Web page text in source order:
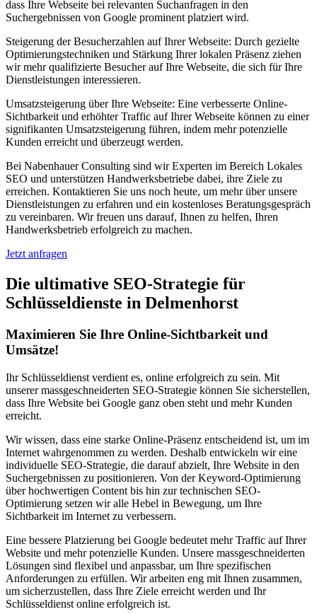
dass Ihre Webseite bei relevanten Suchanfragen in den
Suchergebnissen von Google prominent platziert wird.
Steigerung der Besucherzahlen auf Ihrer Webseite: Durch gezielte
Optimierungstechniken und Stärkung Ihrer lokalen Präsenz ziehen
wir mehr qualifizierte Besucher auf Ihre Webseite, die sich für Ihre
Dienstleistungen interessieren.
Umsatzsteigerung über Ihre Webseite: Eine verbesserte Online-
Sichtbarkeit und erhöhter Traffic auf Ihrer Webseite können zu einer
signifikanten Umsatzsteigerung führen, indem mehr potenzielle
Kunden erreicht und überzeugt werden.
Bei Nabenhauer Consulting sind wir Experten im Bereich Lokales
SEO und unterstützen Handwerksbetriebe dabei, ihre Ziele zu
erreichen. Kontaktieren Sie uns noch heute, um mehr über unsere
Dienstleistungen zu erfahren und ein kostenloses Beratungsgespräch
zu vereinbaren. Wir freuen uns darauf, Ihnen zu helfen, Ihren
Handwerksbetrieb erfolgreich zu machen.
Jetzt anfragen
Die ultimative SEO-Strategie für
Schlüsseldienste in Delmenhorst
Maximieren Sie Ihre Online-Sichtbarkeit und
Umsätze!
Ihr Schlüsseldienst verdient es, online erfolgreich zu sein. Mit
unserer massgeschneiderten SEO-Strategie können Sie sicherstellen,
dass Ihre Website bei Google ganz oben steht und mehr Kunden
erreicht.
Wir wissen, dass eine starke Online-Präsenz entscheidend ist, um im
Internet wahrgenommen zu werden. Deshalb entwickeln wir eine
individuelle SEO-Strategie, die darauf abzielt, Ihre Website in den
Suchergebnissen zu positionieren. Von der Keyword-Optimierung
über hochwertigen Content bis hin zur technischen SEO-
Optimierung setzen wir alle Hebel in Bewegung, um Ihre
Sichtbarkeit im Internet zu verbessern.
Eine bessere Platzierung bei Google bedeutet mehr Traffic auf Ihrer
Website und mehr potenzielle Kunden. Unsere massgeschneiderten
Lösungen sind flexibel und anpassbar, um Ihre spezifischen
Anforderungen zu erfüllen. Wir arbeiten eng mit Ihnen zusammen,
um sicherzustellen, dass Ihre Ziele erreicht werden und Ihr
Schlüsseldienst online erfolgreich ist.